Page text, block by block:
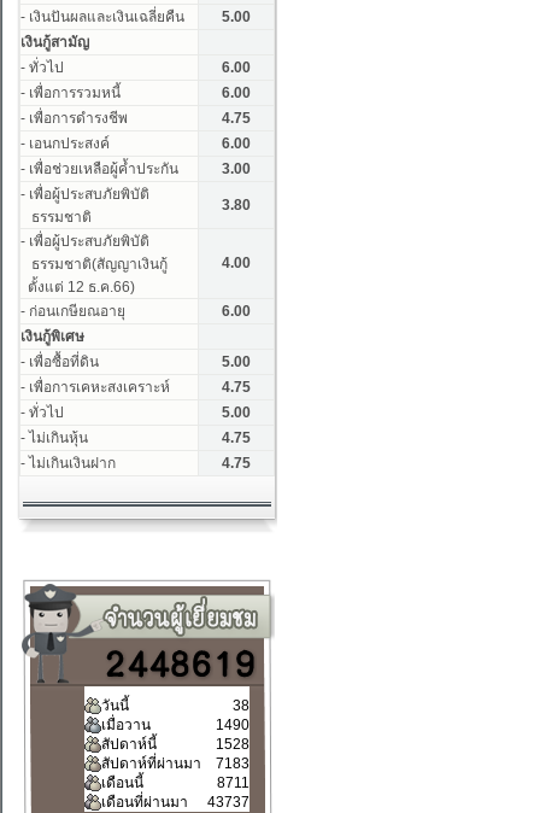
วันนี้
38
เมื่อวาน
1490
สัปดาห์นี้
1528
สัปดาห์ที่ผ่านมา
7183
เดือนนี้
8711
เดือนที่ผ่านมา
43737